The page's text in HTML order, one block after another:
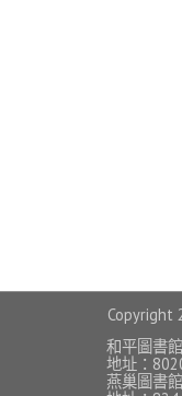
Copyright
和平圖書
地址：
燕巢圖書